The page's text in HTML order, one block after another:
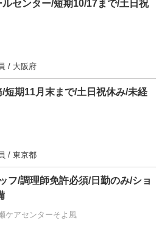
センター/短期10/17まで/土日祝
/ 大阪府
短期11月末まで/土日祝休み/未経
/ 東京都
フ/調理師免許必須/日勤のみ/ショ
ケアセンターそよ風